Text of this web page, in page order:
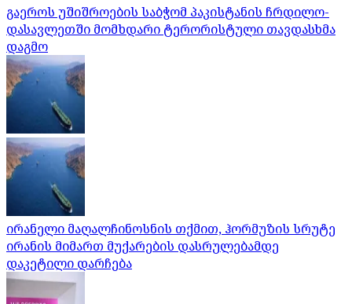
გაეროს უშიშროების საბჭომ პაკისტანის ჩრდილო-
დასავლეთში მომხდარი ტერორისტული თავდასხმა
დაგმო
ირანელი მაღალჩინოსნის თქმით, ჰორმუზის სრუტე
ირანის მიმართ მუქარების დასრულებამდე
დაკეტილი დარჩება